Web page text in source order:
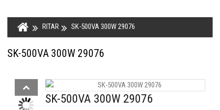
RITAR SK-500VA 300W 29076
SK-500VA 300W 29076
SK-500VA 300W 29076